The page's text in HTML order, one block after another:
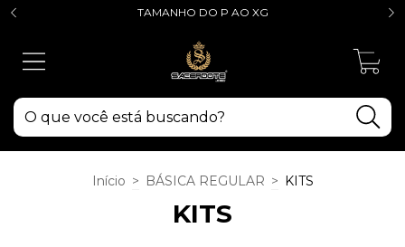
TAMANHO DO P AO XG
Início > BÁSICA REGULAR > KITS
KITS